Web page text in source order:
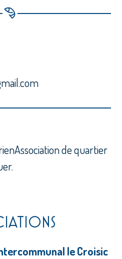
de quartier
le Croisic